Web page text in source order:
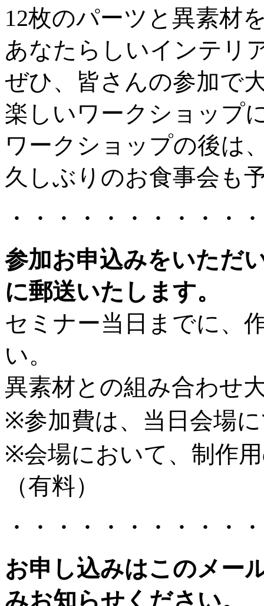
12枚のパーツと異素材
あなたらしいインテリ
ぜひ、皆さんの参加で
楽しいワークショップ
ワークショップの後は
久しぶりのお食事会も
・・・・・・・・・・
参加お申込みをいただ
に郵送いたします。
セミナー当日までに、
い。
異素材との組み合わせ
※参加費は、当日会場
※会場において、制作
（有料）
・・・・・・・・・・
お申し込みはこのメー
みお知らせください。